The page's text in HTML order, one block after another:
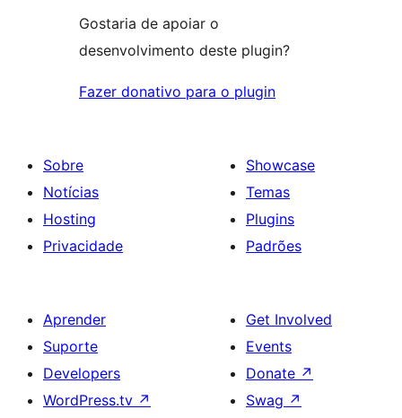
Gostaria de apoiar o
desenvolvimento deste plugin?
Fazer donativo para o plugin
Sobre
Notícias
Hosting
Privacidade
Showcase
Temas
Plugins
Padrões
Aprender
Suporte
Developers
WordPress.tv ↗
Get Involved
Events
Donate ↗
Swag ↗